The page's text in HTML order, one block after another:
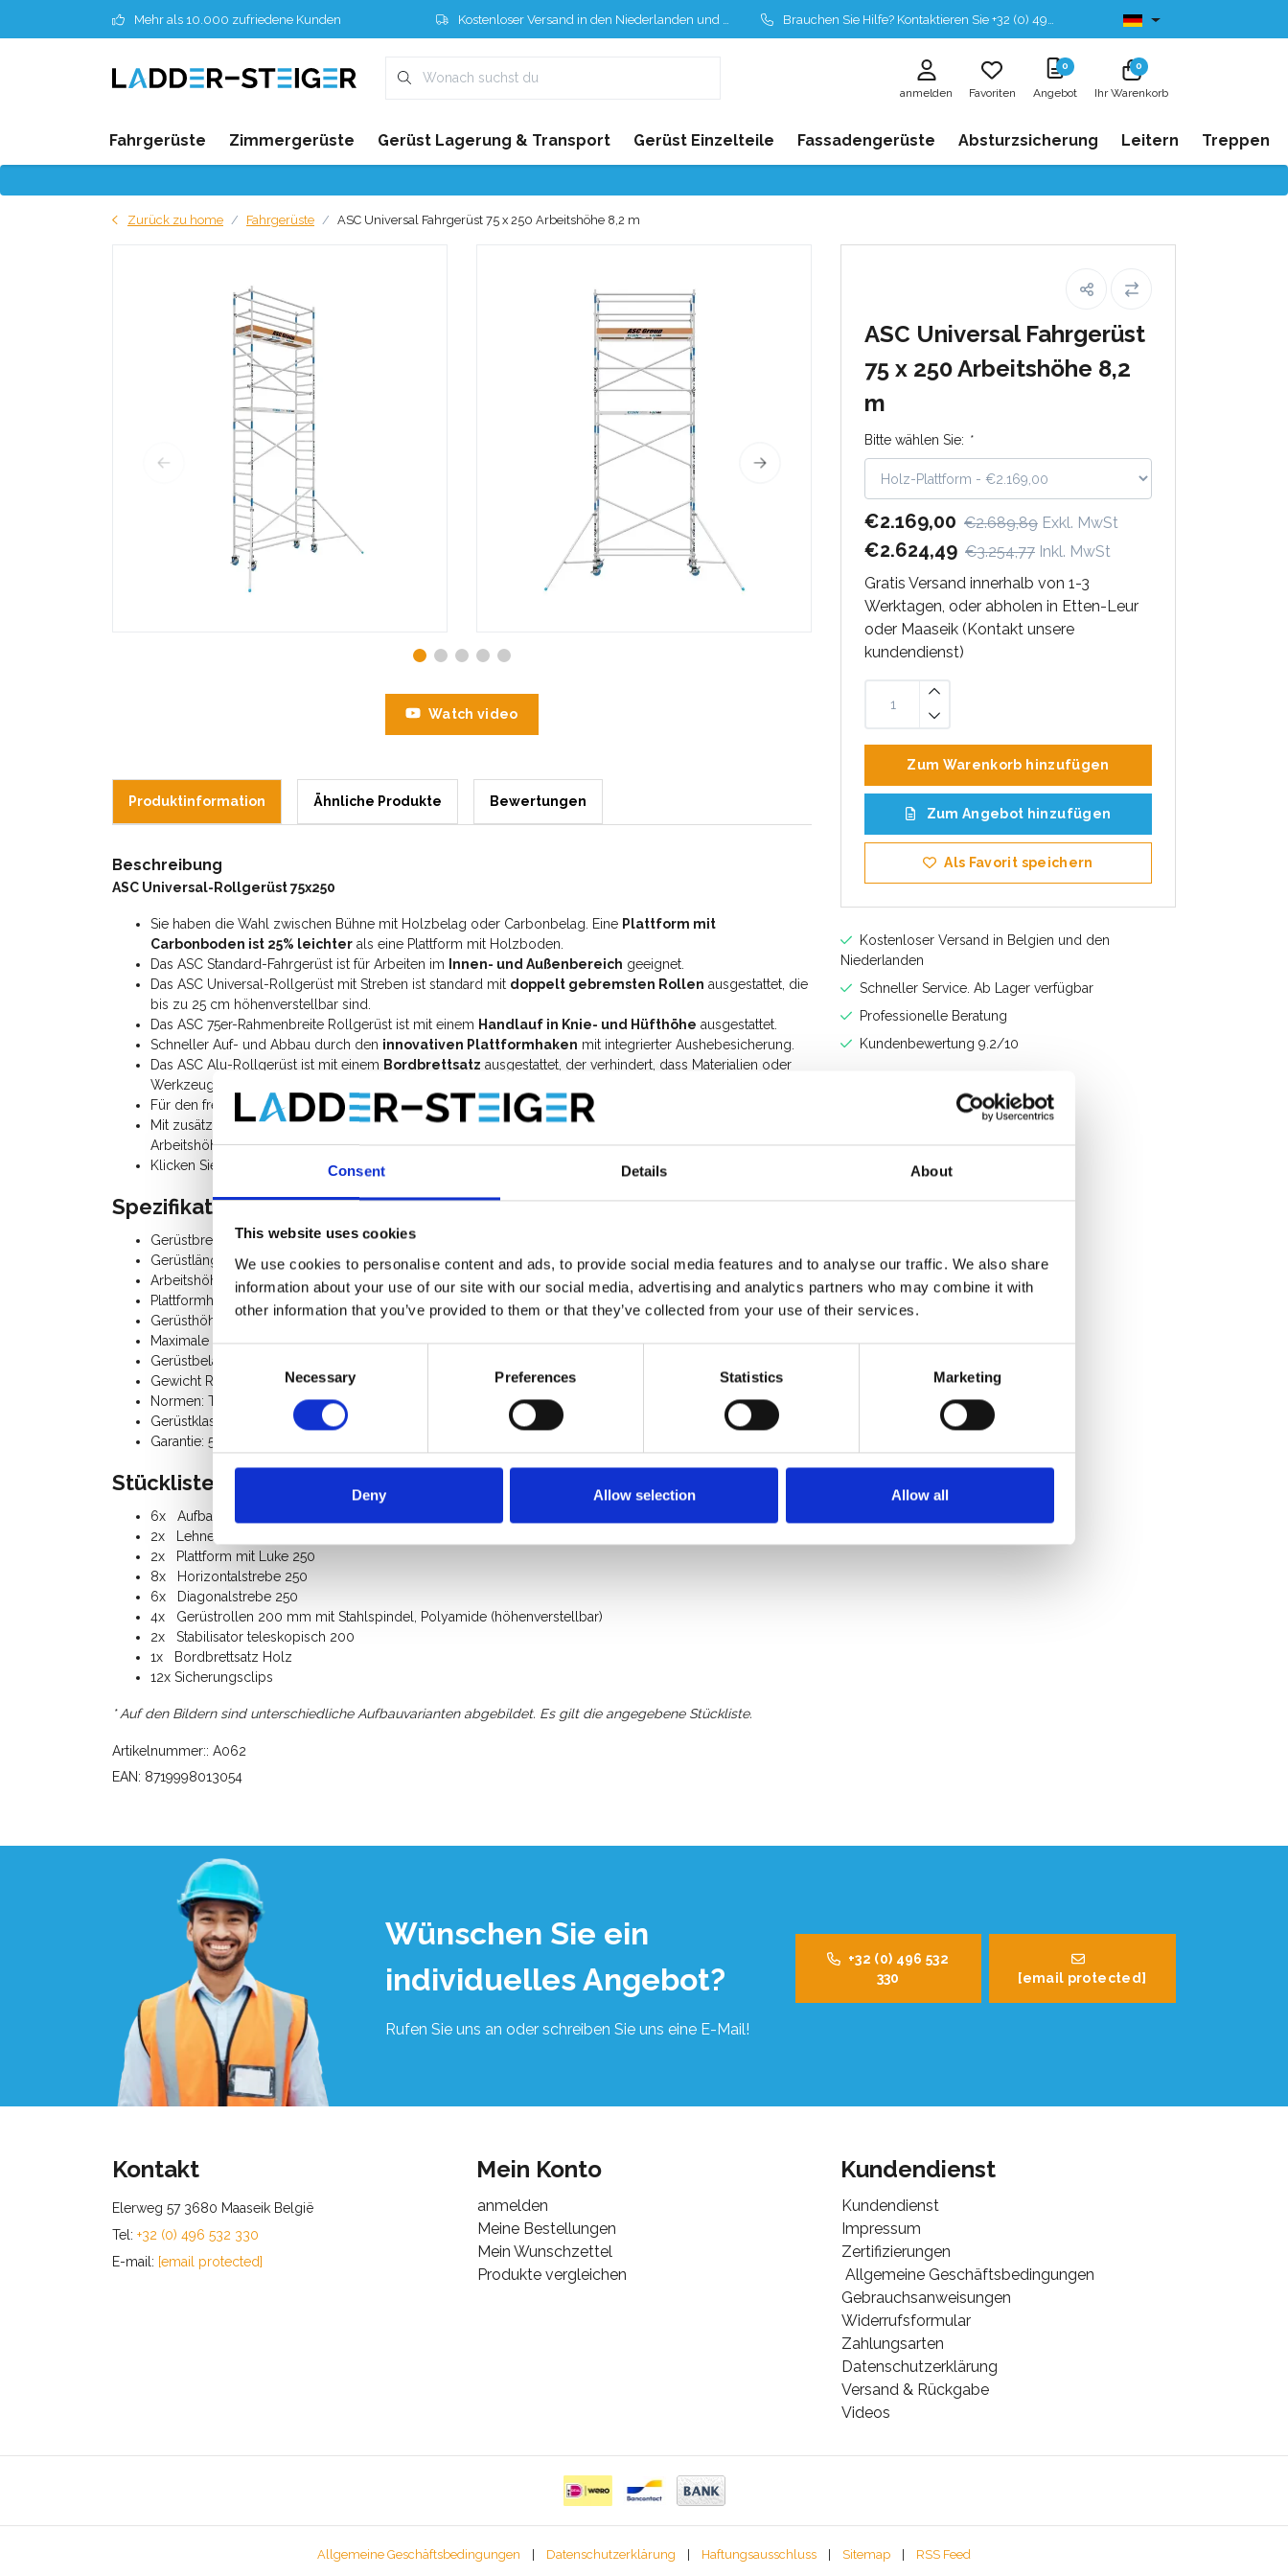
Consent Details About
This website uses cookies
We use cookies to personalise content and ads, to provide social media features and to analyse our traffic. We also share
information about your use of our site with our social media, advertising and analytics partners who may combine it with
other information that you’ve provided to them or that they’ve collected from your use of their services.
Selection
Necessary Preferences Statistics Marketing
Deny Allow selection Allow all
Mehr als 10.000 zufriedene Kunden Kostenloser Versand in den Niederlanden und Belgien Brauchen Sie Hilfe? Kontaktieren Sie +32 (0) 496 532 330 Ab lager lieferbar
anmelden Favoriten
0
Angebot
0
Ihr Warenkorb
Fahrgerüste Zimmergerüste Gerüst Lagerung & Transport Gerüst Einzelteile Fassadengerüste Absturzsicherung Leitern Treppen
Zurück zu home Fahrgerüste ASC Universal Fahrgerüst 75 x 250 Arbeitshöhe 8,2 m
ASC Universal Fahrgerüst
75 x 250 Arbeitshöhe 8,2
m
Bitte wählen Sie: *
€2.169,00 €2.689,89 Exkl. MwSt
€2.624,49 €3.254,77 Inkl. MwSt
Gratis Versand innerhalb von 1-3
Werktagen, oder abholen in Etten-Leur
oder Maaseik (Kontakt unsere
kundendienst)
Zum Warenkorb hinzufügen
Zum Angebot hinzufügen
Als Favorit speichern
Kostenloser Versand in Belgien und den
Niederlanden
Schneller Service. Ab Lager verfügbar
Professionelle Beratung
Kundenbewertung 9.2/10
Watch video
Produktinformation Ähnliche Produkte Bewertungen
Beschreibung
ASC Universal-Rollgerüst 75x250
Sie haben die Wahl zwischen Bühne mit Holzbelag oder Carbonbelag. Eine Plattform mit
Carbonboden ist 25% leichter als eine Plattform mit Holzboden.
Das ASC Standard-Fahrgerüst ist für Arbeiten im
Innen- und Außenbereich geeignet.
Das ASC Universal-Rollgerüst mit Streben ist standard mit doppelt gebremsten Rollen ausgestattet, die
bis zu 25 cm höhenverstellbar sind.
Das ASC 75er-Rahmenbreite Rollgerüst ist mit einem Handlauf in Knie- und Hüfthöhe ausgestattet.
Schneller Auf- und Abbau durch den innovativen Plattformhaken mit integrierter Aushebesicherung.
Das ASC Alu-Rollgerüst ist mit einem Bordbrettsatz ausgestattet, der verhindert, dass Materialien oder
Werkzeuge von die Plattform fallen.
Für den freistehenden Einsatz benötigen Sie 4Ausleger.
Mit zusätzlichenGerüstteilenkönnen Sie dieses Universal-Rollgerüst mit einer Breite von 75 cm auf eine
Arbeitshöhe von 12 Metern erweitern.
Klicken Sie hier für die
Anleitung des ASC Universal-Rollgerüst
Spezifikationen:
Gerüstbreite: 0,75 m
Gerüstlänge: 2,50 m
Arbeitshöhe: 8,20 m
Plattformhöhe: 6,20 m
Gerüsthöhe: 7,20 m
Maximale Plattformbelastung: 250 Kg
Gerüstbelastung gesamt: 750 Kg
Gewicht Rollgerüst: 168 Kg
Normen: TÜV zertifiziert
Gerüstklasse III (200 Kg/m²)
Garantie: 5 Jahre
Stückliste:
6x Aufbaurahmen 75-28-7
2x Lehnenrahmen 75-50-2
2x Plattform mit Luke 250
8x Horizontalstrebe 250
6x Diagonalstrebe 250
4x Gerüstrollen 200 mm mit Stahlspindel, Polyamide (höhenverstellbar)
2x Stabilisator teleskopisch 200
1x Bordbrettsatz Holz
12x Sicherungsclips
* Auf den Bildern sind unterschiedliche Aufbauvarianten abgebildet. Es gilt die angegebene Stückliste.
Artikelnummer:: A062
EAN: 8719998013054
Wünschen Sie ein
individuelles Angebot?
Rufen Sie uns an oder schreiben Sie uns eine E-Mail!
+32 (0) 496 532
330
[email protected]
Kontakt
Elerweg 57 3680 Maaseik België
Tel: +32 (0) 496 532 330
E-mail: [email protected]
Mein Konto
anmelden
Meine Bestellungen
Mein Wunschzettel
Produkte vergleichen
Kundendienst
Kundendienst
Impressum
Zertifizierungen
Allgemeine Geschäftsbedingungen
Gebrauchsanweisungen
Widerrufsformular
Zahlungsarten
Datenschutzerklärung
Versand & Rückgabe
Videos
Allgemeine Geschäftsbedingungen Datenschutzerklärung Haftungsausschluss Sitemap RSS Feed